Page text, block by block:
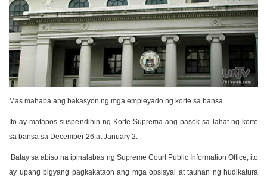
Mas mahaba ang bakasyon ng mga empleyado ng korte sa bansa.
Ito ay matapos suspendihin ng Korte Suprema ang pasok sa lahat ng korte
sa bansa sa December 26 at January 2.
Batay sa abiso na ipinalabas ng Supreme Court Public Information Office, ito
ay upang bigyang pagkakataon ang mga opsisyal at tauhan ng hudikatura